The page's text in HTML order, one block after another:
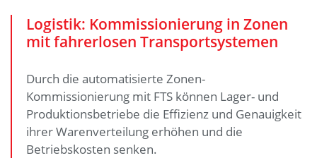
Logistik: Kommissionierung in Zonen
mit fahrerlosen Transportsystemen
Durch die automatisierte Zonen-
Kommissionierung mit FTS können Lager- und
Produktionsbetriebe die Effizienz und Genauigkeit
ihrer Warenverteilung erhöhen und die
Betriebskosten senken.